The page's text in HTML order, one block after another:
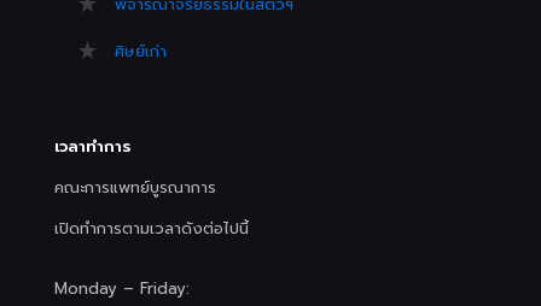
ศิษย์เก่า
เวลาทำการ
คณะการแพทย์บูรณาการ
เปิดทำการตามเวลาดังต่อไปนี้
Monday – Friday: